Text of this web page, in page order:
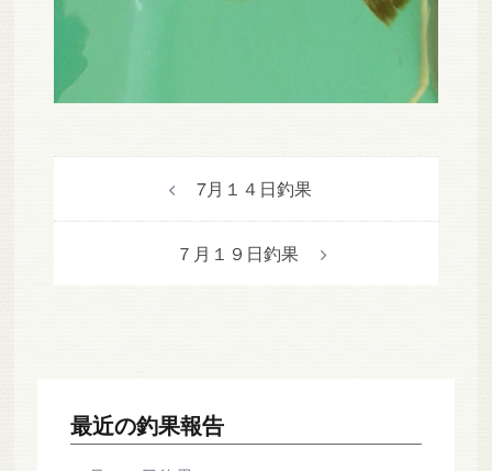
ナ
ン
7月１４日釣果
７月１９日釣果
最近の釣果報告